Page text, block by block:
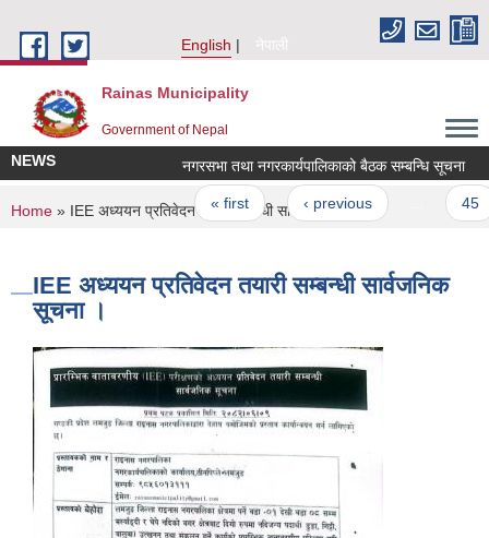
English
नेपाली
Rainas Municipality
Government of Nepal
NEWS नगरसभा तथा नगरकार्यपालिकाको बैठक सम्बन्धि सूचना
Pages
« first ‹ previous 45
You are here
Home » IEE अध्ययन प्रतिवेदन तयारी सम्बन्धी सार्वजनिक सूचना ।
IEE अध्ययन प्रतिवेदन तयारी सम्बन्धी सार्वजनिक
सूचना ।